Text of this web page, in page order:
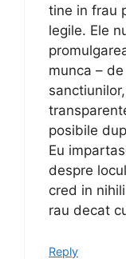
tine in frau
legile. Ele
munca –
posibile
Eu
despre
cred in
rau decat
Reply